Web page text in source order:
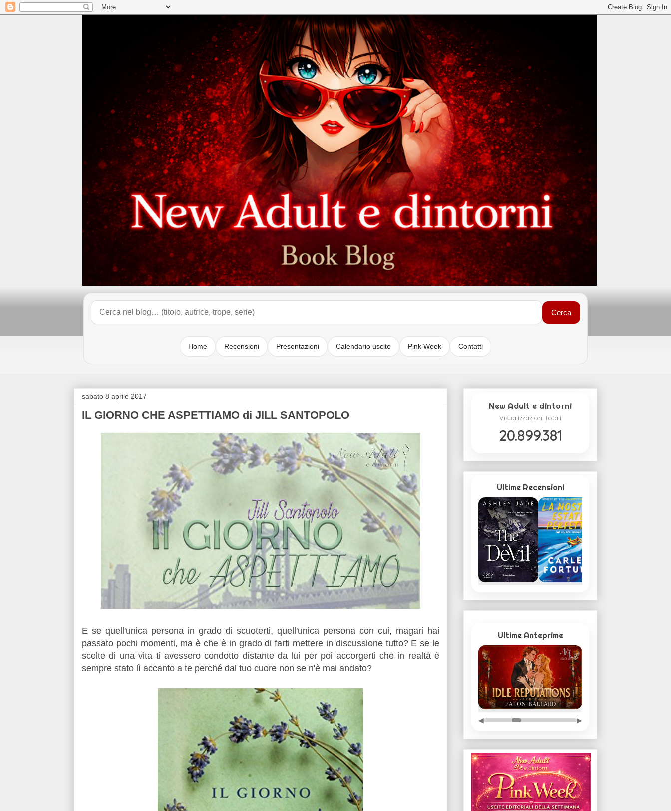
Cerca
Home Recensioni Presentazioni Calendario uscite Pink Week Contatti
sabato 8 aprile 2017
IL GIORNO CHE ASPETTIAMO di JILL SANTOPOLO
E se quell'unica persona in grado di scuoterti, quell'unica persona con cui, magari hai
passato pochi momenti, ma è che è in grado di farti mettere in discussione tutto? E se le
scelte di una vita ti avessero condotto distante da lui per poi accorgerti che in realtà è
sempre stato lì accanto a te perché dal tuo cuore non se n'è mai andato?
New Adult e dintorni
Visualizzazioni totali
20.899.381
Ultime Recensioni
Ultime Anteprime
◀ ▶